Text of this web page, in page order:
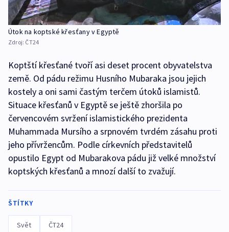
Útok na koptské křesťany v Egyptě
Zdroj: ČT24
Koptští křesťané tvoří asi deset procent obyvatelstva
země. Od pádu režimu Husního Mubaraka jsou jejich
kostely a oni sami častým terčem útoků islamistů.
Situace křesťanů v Egyptě se ještě zhoršila po
červencovém svržení islamistického prezidenta
Muhammada Mursího a srpnovém tvrdém zásahu proti
jeho přívržencům. Podle církevních představitelů
opustilo Egypt od Mubarakova pádu již velké množství
koptských křesťanů a mnozí další to zvažují.
ŠTÍTKY
Svět ČT24